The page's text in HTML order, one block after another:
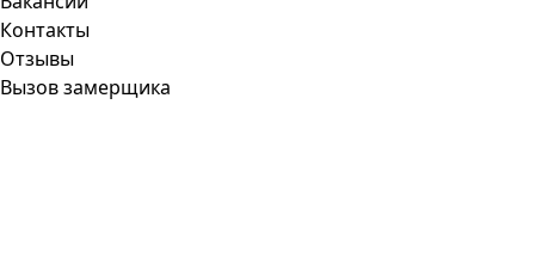
Контакты
Отзывы
Вызов замерщика